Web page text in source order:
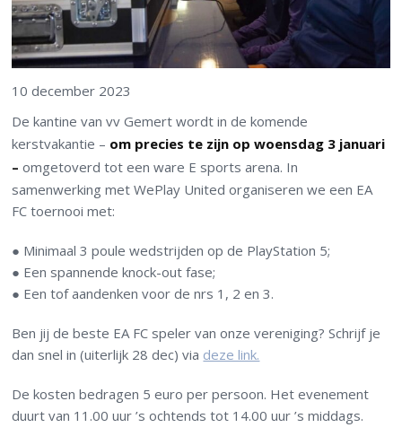
10 december 2023
De kantine van vv Gemert wordt in de komende
kerstvakantie – om precies te zijn op woensdag 3 januari
–omgetoverd tot een ware E sports arena. In
samenwerking met WePlay United organiseren we een EA
FC toernooi met:
● Minimaal 3 poule wedstrijden op de PlayStation 5;
● Een spannende knock-out fase;
● Een tof aandenken voor de nrs 1, 2 en 3.
Ben jij de beste EA FC speler van onze vereniging? Schrijf je
dan snel in (uiterlijk 28 dec) via deze link.
De kosten bedragen 5 euro per persoon. Het evenement
duurt van 11.00 uur ’s ochtends tot 14.00 uur ’s middags.